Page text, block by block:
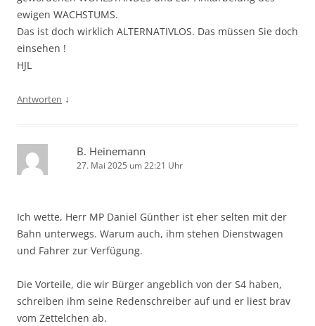
ewigen WACHSTUMS.
Das ist doch wirklich ALTERNATIVLOS. Das müssen Sie doch
einsehen !
HJL
Antworten ↓
B. Heinemann
27. Mai 2025 um 22:21 Uhr
Ich wette, Herr MP Daniel Günther ist eher selten mit der
Bahn unterwegs. Warum auch, ihm stehen Dienstwagen
und Fahrer zur Verfügung.
Die Vorteile, die wir Bürger angeblich von der S4 haben,
schreiben ihm seine Redenschreiber auf und er liest brav
vom Zettelchen ab.